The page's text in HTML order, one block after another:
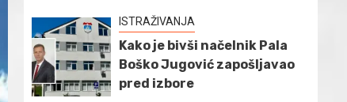
ISTRAŽIVANJA
Kako je bivši načelnik Pala
Boško Jugović zapošljavao
pred izbore